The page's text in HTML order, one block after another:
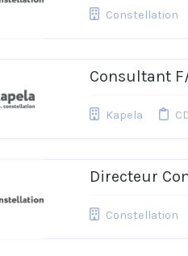
Constellation
Consultant
Kapela
Directeur
Constellation